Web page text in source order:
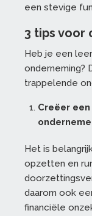
een stevige
3 tips voor
Heb je een
onderneming?
trappelende
Creëer
Het is
opzetten en
daarom ook
financiële